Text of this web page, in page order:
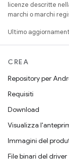
licenze descritte
marchi o marchi
Ultimo
CREA
Repository per
Requisiti
Download
Visualizza
Immagini del
File binari del driver